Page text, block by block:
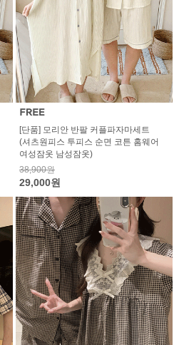
[단품] 모리안 반팔 커플파자마세트
(셔츠원피스 투피스 순면 코튼 홈웨어
여성잠옷 남성잠옷)
38,900원
29,000원